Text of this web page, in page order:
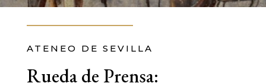
ATENEO DE SEVILLA
Rueda de Prensa: